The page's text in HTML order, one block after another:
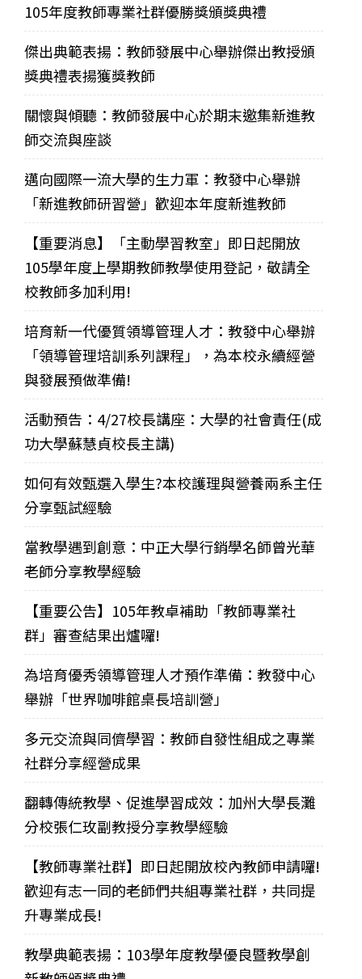
105年度教師專業社群優勝獎頒獎典禮
傑出典範表揚：教師發展中心舉辦傑出教授頒
獎典禮表揚獲獎教師
關懷與傾聽：教師發展中心於期末邀集新進教
師交流與座談
邁向國際一流大學的生力軍：教發中心舉辦
「新進教師研習營」歡迎本年度新進教師
【重要消息】「主動學習教室」即日起開放
105學年度上學期教師教學使用登記，敬請全
校教師多加利用!
培育新一代優質領導管理人才：教發中心舉辦
「領導管理培訓系列課程」，為本校永續經營
與發展預做準備!
活動預告：4/27校長講座：大學的社會責任(成
功大學蘇慧貞校長主講)
如何有效甄選入學生?本校護理與營養兩系主任
分享甄試經驗
當教學遇到創意：中正大學行銷學名師曾光華
老師分享教學經驗
【重要公告】105年教卓補助「教師專業社
群」審查結果出爐囉!
為培育優秀領導管理人才預作準備：教發中心
舉辦「世界咖啡館桌長培訓營」
多元交流與同儕學習：教師自發性組成之專業
社群分享經營成果
翻轉傳統教學、促進學習成效：加州大學長灘
分校張仁玫副教授分享教學經驗
【教師專業社群】即日起開放校內教師申請囉!
歡迎有志一同的老師們共組專業社群，共同提
升專業成長!
教學典範表揚：103學年度教學優良暨教學創